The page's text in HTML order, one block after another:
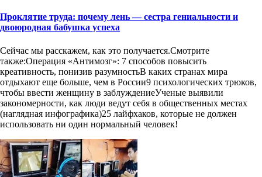
Проклятие труда: почему лень — сестра гениальности и
двоюродная бабушка успеха
Сейчас мы расскажем, как это получается.Смотрите
также:Операция «Антимозг»: 7 способов повысить
креативность, понизив разумностьВ каких странах мира
отдыхают еще больше, чем в России9 психологических трюков,
чтобы ввести женщину в заблуждениеУченые выявили
закономерности, как люди ведут себя в общественных местах
(наглядная инфографика)25 лайфхаков, которые не должен
использовать ни один нормальный человек!